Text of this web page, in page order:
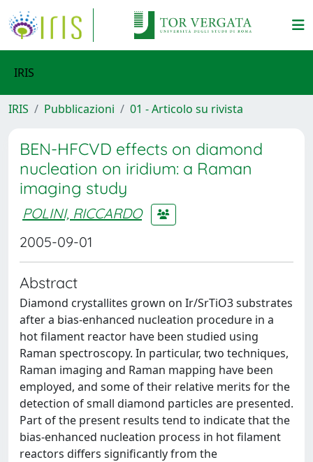
IRIS
IRIS Pubblicazioni 01 - Articolo su rivista
BEN-HFCVD effects on diamond
nucleation on iridium: a Raman
imaging study
POLINI, RICCARDO
2005-09-01
Abstract
Diamond crystallites grown on Ir/SrTiO3 substrates
after a bias-enhanced nucleation procedure in a
hot filament reactor have been studied using
Raman spectroscopy. In particular, two techniques,
Raman imaging and Raman mapping have been
employed, and some of their relative merits for the
detection of small diamond particles are presented.
Part of the present results tend to indicate that the
bias-enhanced nucleation process in hot filament
reactors differs significantly from the